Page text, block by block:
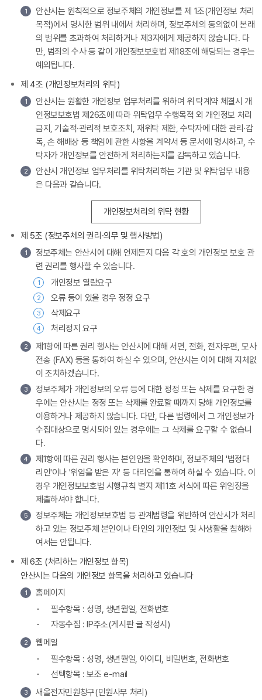
1
안산시는 원칙적으로 정보주체의 개인정보를 제 1조(개인정보 처리
목적)에서 명시한 범위 내에서 처리하며, 정보주체의 동의없이 본래
의 범위를 초과하여 처리하거나 제3자에게 제공하지 않습니다. 다
만, 범죄의 수사 등 같이 개인정보보호법 제18조에 해당되는 경우는
예외됩니다.
제 4조 (개인정보처리의 위탁)
1
안산시는 원활한 개인정보 업무처리를 위하여 위 탁계약 체결시 개
인정보보호법 제26조에 따라 위탁업무 수행목적 외 개인정보 처리
금지, 기술적·관리적 보호조치, 재위탁 제한, 수탁자에 대한 관리·감
독, 손 해배상 등 책임에 관한 사항을 계약서 등 문서에 명시하고, 수
탁자가 개인정보를 안전하게 처리하는지를 감독하고 있습니다.
2
안산시 개인정보 업무처리를 위탁처리하는 기관 및 위탁업무 내용
은 다음과 같습니다.
개인정보처리의 위탁 현황
제 5조 (정보주체의 권리·의무 및 행사방법)
1
정보주체는 안산시에 대해 언제든지 다음 각 호의 개인정보 보호 관
련 권리를 행사할 수 있습니다.
1 개인정보 열람요구
2 오류 등이 있을 경우 정정 요구
3 삭제요구
4 처리정지 요구
2
제1항에 따른 권리 행사는 안산시에 대해 서면, 전화, 전자우편, 모사
전송 (FAX) 등을 통하여 하실 수 있으며, 안산시는 이에 대해 지체없
이 조치하겠습니다.
3
정보주체가 개인정보의 오류 등에 대한 정정 또는 삭제를 요구한 경
우에는 안산시는 정정 또는 삭제를 완료할 때까지 당해 개인정보를
이용하거나 제공하지 않습니다. 다만, 다른 법령에서 그 개인정보가
수집대상으로 명시되어 있는 경우에는 그 삭제를 요구할 수 없습니
다.
4
제1항에 따른 권리 행사는 본인임을 확인하며, 정보주체의 '법정대
리인'이나 '위임을 받은 자' 등 대리인을 통하여 하실 수 있습니다. 이
경우 개인정보보호법 시행규칙 별지 제11호 서식에 따른 위임장을
제출하셔야 합니다.
5
정보주체는 개인정보보호법 등 관계법령을 위반하여 안산시가 처리
하고 있는 정보주체 본인이나 타인의 개인정보 및 사생활을 침해하
여서는 안됩니다.
제 6조 (처리하는 개인정보 항목)
안산시는 다음의 개인정보 항목을 처리하고 있습니다
1
홈페이지
필수항목 : 성명, 생년월일, 전화번호
자동수집 : IP주소(게시판 글 작성시)
2
웹메일
필수항목 : 성명, 생년월일, 아이디, 비밀번호, 전화번호
선택항목 : 보조 e-mail
3 새올전자민원창구(민원사무 처리)